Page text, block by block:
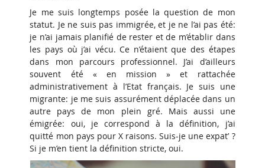
Je me suis longtemps posée la question de mon
statut. Je ne suis pas immigrée, et je ne l’ai pas été:
je n’ai jamais planifié de rester et de m’établir dans
les pays où j’ai vécu. Ce n’étaient que des étapes
dans mon parcours professionnel. J’ai d’ailleurs
souvent été « en mission » et rattachée
administrativement à l’Etat français. Je suis une
migrante: je me suis assurément déplacée dans un
autre pays de mon plein gré. Mais aussi une
émigrée: oui, je correspond à la définition, j’ai
quitté mon pays pour X raisons. Suis-je une expat’ ?
Si je m’en tient la définition stricte, oui.